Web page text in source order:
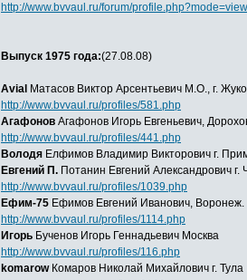
http://www.bvvaul.ru/forum/
Выпуск 1975 года:(27.08.08)
Avial Матасов Виктор Арсентьевич М.О., г.
http://www.bvvaul.ru/profiles/581.php
Агафонов Агафонов Игорь Евгеньевич,
http://www.bvvaul.ru/profiles/441.php
Володя Елфимов Владимир Викторович г.
Евгений П. Потанин Евгений Александрович г.
http://www.bvvaul.ru/profiles/1039.php
Ефим-75 Ефимов Евгений Иванович, Воронеж.
http://www.bvvaul.ru/profiles/1114.php
Игорь Бученов Игорь Геннадьевич Москва
http://www.bvvaul.ru/profiles/116.php
komarowКомаров Николай Михайлович г. Тула